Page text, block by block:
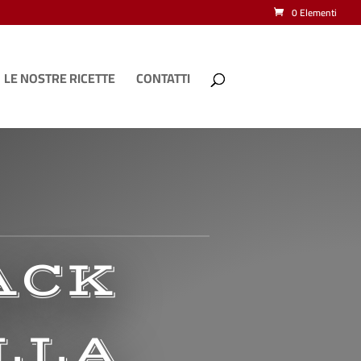
0 Elementi
LE NOSTRE RICETTE CONTATTI